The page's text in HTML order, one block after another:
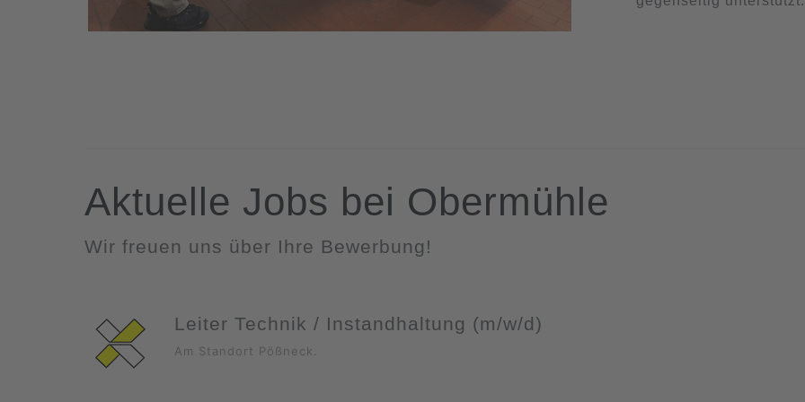
Aktuelle Jobs bei Obermühle
Wir freuen uns über Ihre Bewerbung!
Leiter Technik / Instandhaltung (m/w/d)
Am Standort Pößneck.